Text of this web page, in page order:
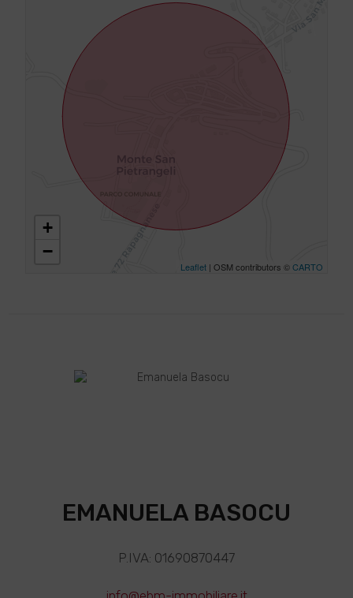
+
−
Leaflet| OSM contributors ©CARTO
EMANUELA BASOCU
P.IVA: 01690870447